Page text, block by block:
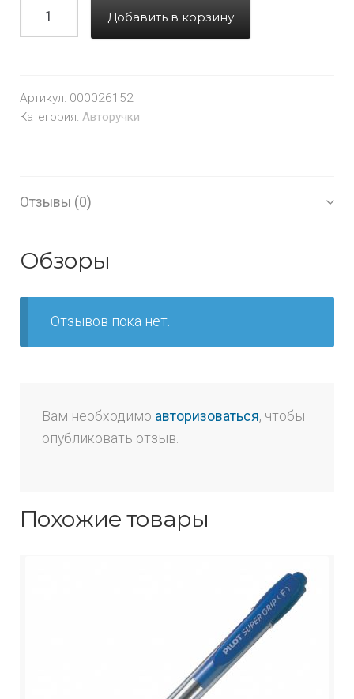
Добавить в корзину
Артикул: 000026152
Категория: Авторучки
Отзывы (0)
Обзоры
Отзывов пока нет.
Вам необходимо авторизоваться, чтобы
опубликовать отзыв.
Похожие товары